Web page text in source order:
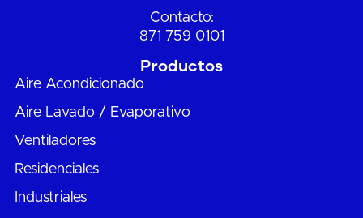
Contacto:
871 759 0101
Productos
Aire Acondicionado
Aire Lavado / Evaporativo
Ventiladores
Residenciales
Industriales